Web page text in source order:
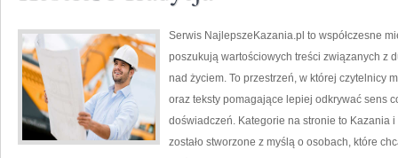
Serwis NajlepszeKazania.pl to współczesne
poszukują wartościowych treści związanych z
nad życiem. To przestrzeń, w której czytelnicy
oraz teksty pomagające lepiej odkrywać sens
doświadczeń. Kategorie na stronie to Kazania
zostało stworzone z myślą o osobach, które